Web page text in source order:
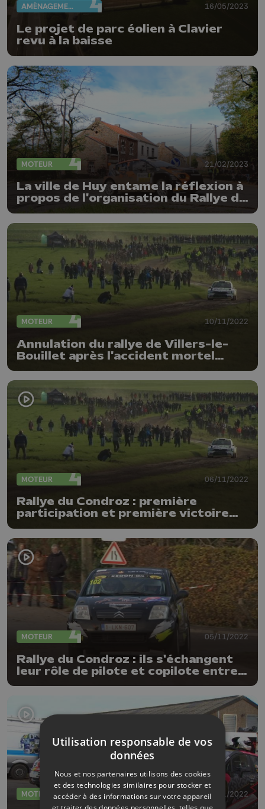
AMÉNAGEMENT DU TERRITOIRE 16/05/2023
Le projet de parc éolien à Clavier
revu à la baisse
MOTEUR 21/02/2023
La ville de Huy entame la réflexion à
propos de l'organisation du Rallye du
MOTEUR 10/11/2022
Annulation du rallye de Villers-le-
Bouillet après l'accident mortel
survenu au Condroz
MOTEUR 06/11/2022
Rallye du Condroz : première
participation et première victoire
MOTEUR 05/11/2022
Rallye du Condroz : ils s'échangent
leur rôle de pilote et copilote entre
les spéciales
MOTEUR 03/11/2022
Utilisation responsable de vos
données
Nous et nos partenaires utilisons des cookies
et des technologies similaires pour stocker et
accéder à des informations sur votre appareil